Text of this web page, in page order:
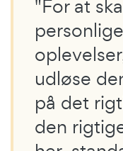
"For at
udløse
på det
den